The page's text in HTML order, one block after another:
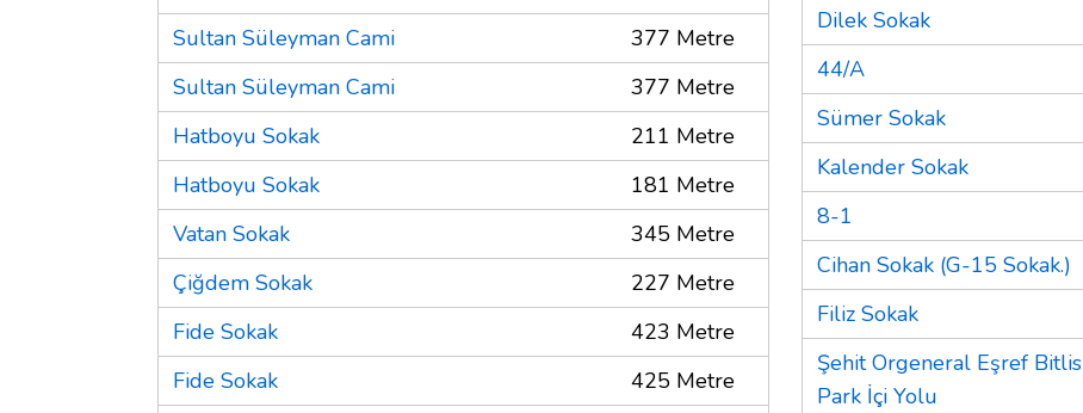
Sultan Süleyman Cami
377 Metre
Sultan Süleyman Cami
377 Metre
Hatboyu Sokak
211 Metre
Hatboyu Sokak
181 Metre
Vatan Sokak
345 Metre
Çiğdem Sokak
227 Metre
Fide Sokak
423 Metre
Fide Sokak
425 Metre
Dilek Sokak
44/A
Sümer Sokak
Kalender Sokak
8-1
Cihan Sokak (G-15 Sokak.)
Filiz Sokak
Şehit Orgeneral Eşref Bitlis
Park İçi Yolu